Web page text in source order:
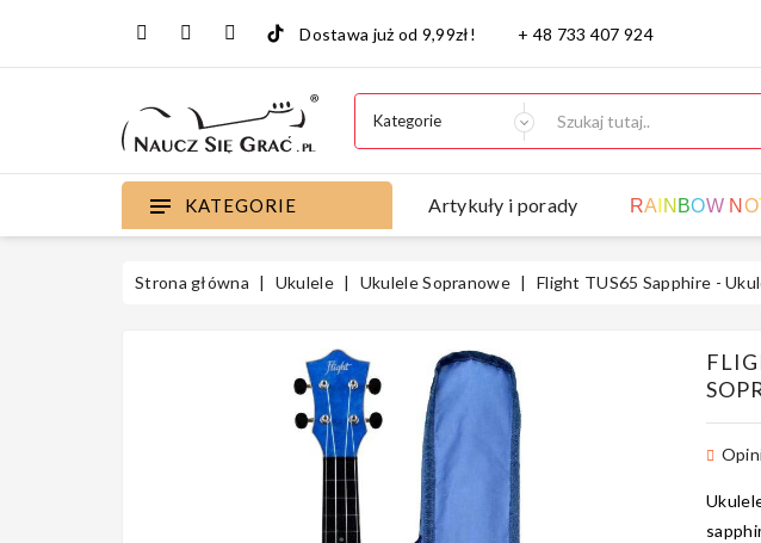
Dostawa już od 9,99zł! + 48 733 407 924
KATEGORIE Artykuły i porady RA N BOW N O
Strona główna Ukulele Ukulele Sopranowe Flight TUS65 Sapphire -
s